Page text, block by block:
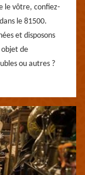
le vôtre, confiez-
le 81500.
et disposons
de
ou autres ?